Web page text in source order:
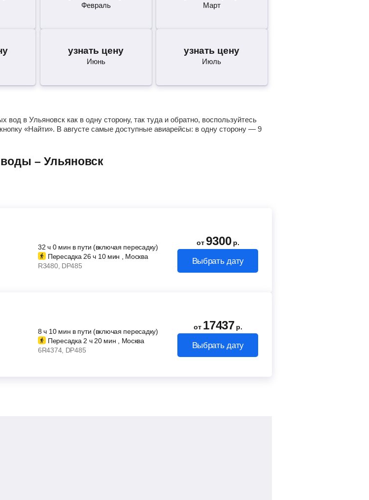
Февраль Март
узнать цену
Июнь
узнать цену
Июль
в Ульяновск как в одну сторону, так туда и обратно, воспользуйтесь
«Найти». В августе самые доступные авиарейсы: в одну сторону — 9
– Ульяновск
32ч0 мин в пути (включая пересадку)
Пересадка 26ч 10 мин , Москва
R3480, DP485
от9300 р.
Выбрать дату
8ч 10 мин в пути (включая пересадку)
Пересадка 2 ч20 мин , Москва
6R4374, DP485
от 17437 р.
Выбрать дату